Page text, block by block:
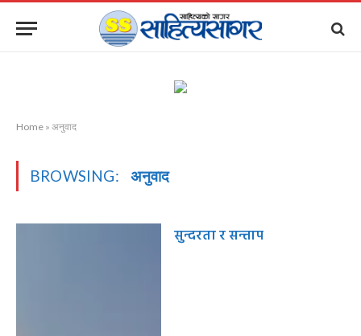
Home » अनुवाद
BROWSING: अनुवाद
सुन्दरता र सन्ताप